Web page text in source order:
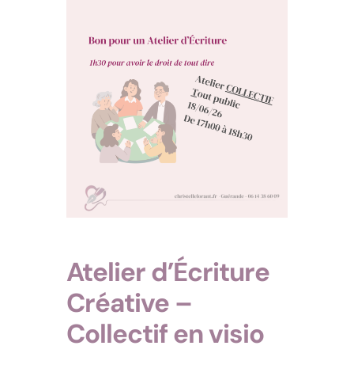
Atelier d’Écriture
Créative –
Collectif en visio